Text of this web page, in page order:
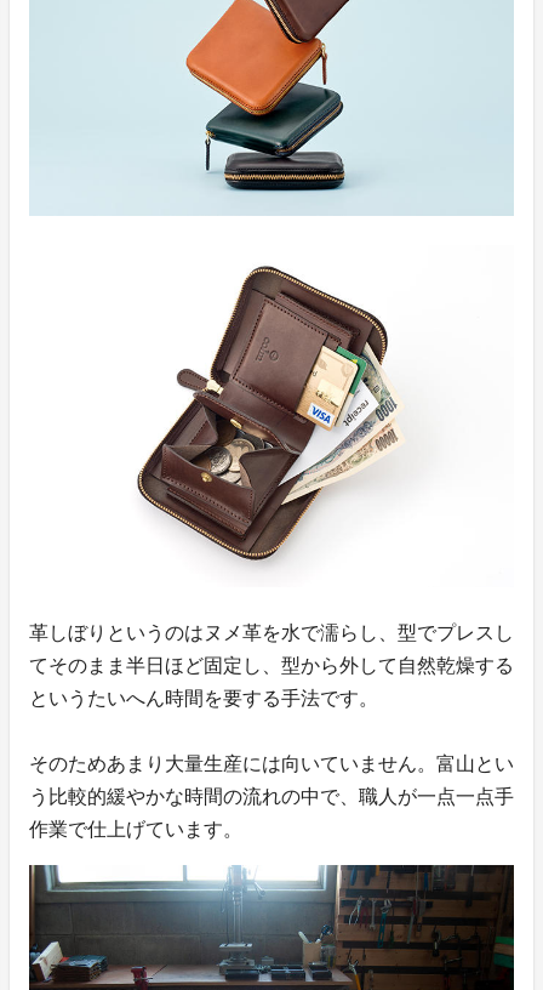
革しぼりというのはヌメ革を水で濡らし、型でプレスし
てそのまま半日ほど固定し、型から外して自然乾燥する
というたいへん時間を要する手法です。
そのためあまり大量生産には向いていません。富山とい
う比較的緩やかな時間の流れの中で、職人が一点一点手
作業で仕上げています。